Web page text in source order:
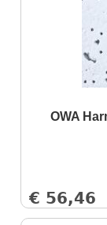
OWA
€ 56,46